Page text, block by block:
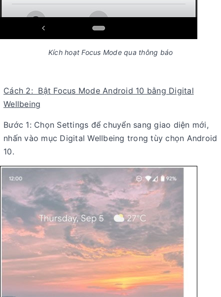
Kích hoạt Focus Mode qua thông báo
Cách 2: Bật Focus Mode Android 10 bằng Digital
Wellbeing
Bước 1: Chọn Settings để chuyển sang giao diện mới,
nhấn vào mục Digital Wellbeing trong tùy chọn Android
10.